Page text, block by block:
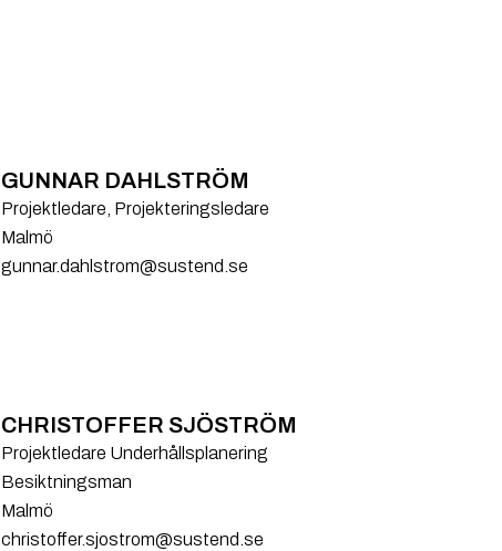
GUNNAR DAHLSTRÖM
Projektledare, Projekteringsledare
Malmö
gunnar.dahlstrom@sustend.se
CHRISTOFFER SJÖSTRÖM
Projektledare Underhållsplanering
Besiktningsman
Malmö
christoffer.sjostrom@sustend.se